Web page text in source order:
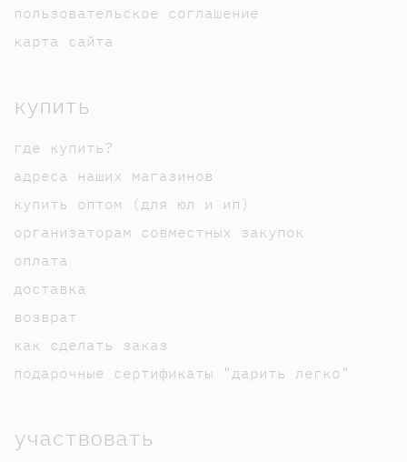
пользовательское соглашение
карта сайта
купить
где купить?
адреса наших магазинов
купить оптом (для юл и ип)
организаторам совместных закупок
оплата
доставка
возврат
как сделать заказ
подарочные сертификаты "дарить легко"
участвовать